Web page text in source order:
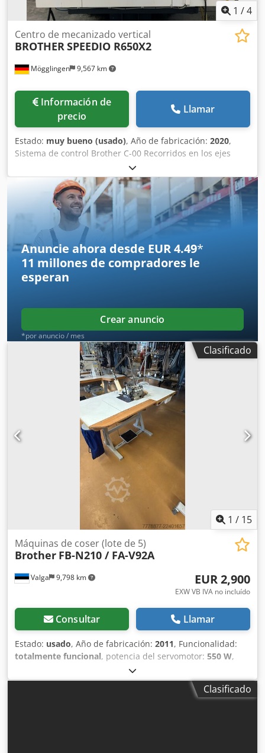
1 /4
Mögglingen 9,567 km
Centro de mecanizado vertical
BROTHERSPEEDIO R650X2
Información de
precio
Llamar
Estado: muy bueno (usado), Año de fabricación: 2020,
Sistema de control Brother C-00 Recorridos en los ejes
X/Y/Z: 650 x 400 x 435 mm Cambiador de paletas doble,
800 x 400 mm Dkjdpjzlb Ecsfx Afwjr Velocidad de husillo:
16.000 min-1 Almacén de herramientas para 40
herramientas, BT 30 Presión del refrigerante: 70 bares
Sonda de medición 3D OMP 40 Volante electrónico
Transportador de virutas
Anuncie ahora desde EUR 4.49*
11 millones de compradores le
esperan
Crear anuncio
*por anuncio / mes
Clasificado
1 / 15
Valga 9,798 km
Máquinas de coser (lote de 5)
Brother FB-N210 / FA-V92A
EUR 2,900
EXW VB IVA no incluído
Consultar Llamar
Estado: usado, Año de fabricación: 2011, Funcionalidad:
totalmente funcional, potencia del servomotor: 550 W,
, tipo de corriente de entrada:
Aire acondicionado, conexión neumática:6 bar, conexión
, Conjunto de cinco máquinas
Clasificado